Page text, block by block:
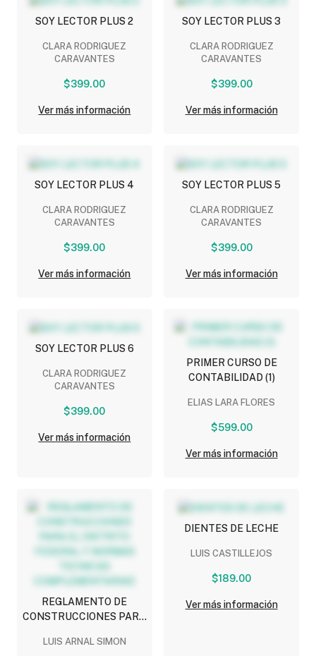
SOY LECTOR PLUS 2
CLARA RODRIGUEZ
CARAVANTES
$399.00
Ver más información
SOY LECTOR PLUS 3
CLARA RODRIGUEZ
CARAVANTES
$399.00
Ver más información
SOY LECTOR PLUS 4
CLARA RODRIGUEZ
CARAVANTES
$399.00
Ver más información
SOY LECTOR PLUS 5
CLARA RODRIGUEZ
CARAVANTES
$399.00
Ver más información
SOY LECTOR PLUS 6
CLARA RODRIGUEZ
CARAVANTES
$399.00
Ver más información
PRIMER CURSO DE
CONTABILIDAD (1)
ELIAS LARA FLORES
$599.00
Ver más información
REGLAMENTO DE
CONSTRUCCIONES PARA
NORMAS TECNICAS
LUIS ARNAL SIMON
DIENTES DE LECHE
LUIS CASTILLEJOS
$189.00
Ver más información